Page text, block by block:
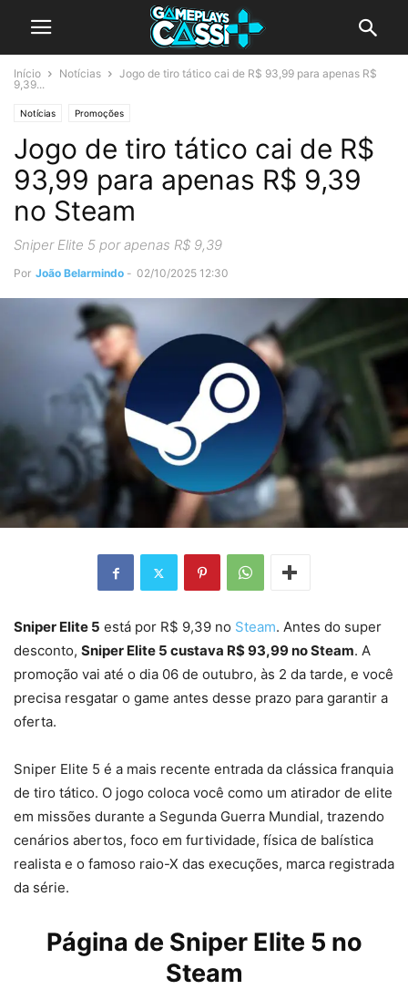
Início Notícias
Jogo de tiro tático cai de R$ 93,99 para apenas R$
9,39...
Notícias Promoções
Jogo de tiro tático cai de R$
93,99 para apenas R$ 9,39
no Steam
Sniper Elite 5 por apenas R$ 9,39
Por João Belarmindo - 02/10/2025 12:30
Sniper Elite 5 está por R$ 9,39 no Steam. Antes do super
desconto, Sniper Elite 5 custava R$ 93,99 no Steam. A
promoção vai até o dia 06 de outubro, às 2 da tarde, e você
precisa resgatar o game antes desse prazo para garantir a
oferta.
Sniper Elite 5 é a mais recente entrada da clássica franquia
de tiro tático. O jogo coloca você como um atirador de elite
em missões durante a Segunda Guerra Mundial, trazendo
cenários abertos, foco em furtividade, física de balística
realista e o famoso raio-X das execuções, marca registrada
da série.
Página de Sniper Elite 5 no
Steam